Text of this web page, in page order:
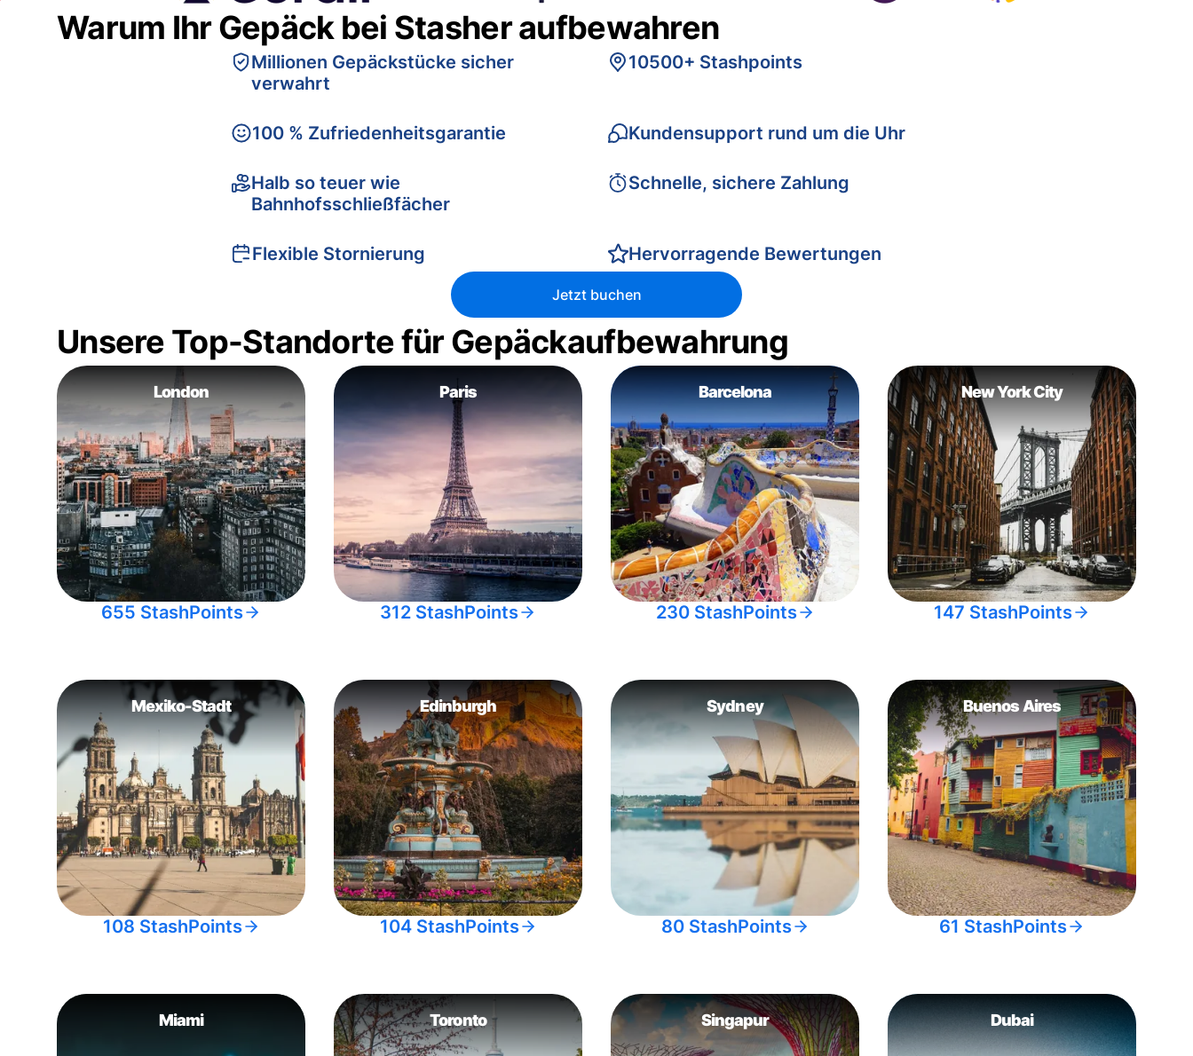
Warum Ihr Gepäck bei Stasher aufbewahren
Millionen Gepäckstücke sicher
verwahrt
100 % Zufriedenheitsgarantie
Halb so teuer wie
Bahnhofsschließfächer
Flexible Stornierung
10500+ Stashpoints
Kundensupport rund um die Uhr
Schnelle, sichere Zahlung
Hervorragende Bewertungen
Jetzt buchen
Unsere Top-Standorte für Gepäckaufbewahrung
London
655 StashPoints
Paris
312 StashPoints
Barcelona
230 StashPoints
New York City
147 StashPoints
Mexiko-Stadt
108 StashPoints
Edinburgh
104 StashPoints
Sydney
80 StashPoints
Buenos Aires
61 StashPoints
Miami Toronto Singapur Dubai